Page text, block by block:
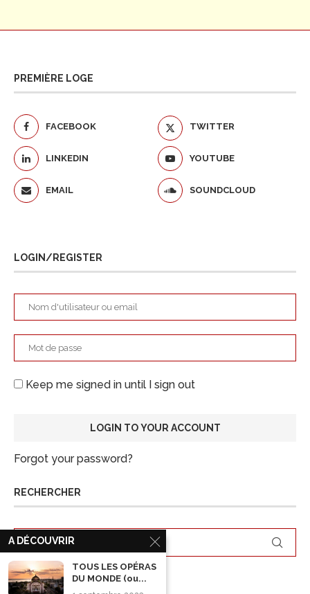
PREMIÈRE LOGE
FACEBOOK TWITTER
LINKEDIN YOUTUBE
EMAIL SOUNDCLOUD
LOGIN/REGISTER
Keep me signed in until I sign out
Forgot your password?
RECHERCHER
ARCHIVES
A DÉCOUVRIR
TOUS LES OPÉRAS
DU MONDE (ou...